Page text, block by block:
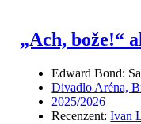
„Ach, bože!“
Edward Bond:
Divadlo Aréna,
2025/2026
Recenzent:Ivan